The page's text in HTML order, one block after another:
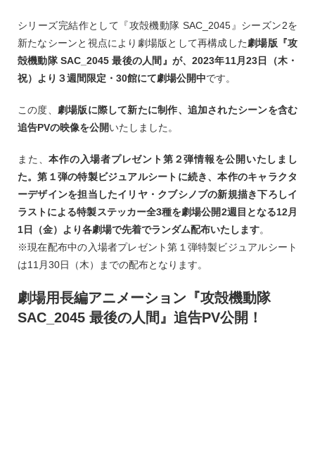
シリーズ完結作として『攻殻機動隊 SAC_2045』シーズン2を
新たなシーンと視点により劇場版として再構成した劇場版『攻
殻機動隊 SAC_2045 最後の人間』が、2023年11月23日（木・
祝）より３週間限定・30館にて劇場公開中です。
この度、 劇場版に際して新たに制作、追加されたシーンを含む
追告PVの映像を公開いたしました。
また、本作の入場者プレゼント第２弾情報を公開いたしまし
た。第１弾の特製ビジュアルシートに続き、本作のキャラクタ
ーデザインを担当したイリヤ・クブシノブの新規描き下ろしイ
ラストによる特製ステッカー全3種を劇場公開2週目となる12月
1日（金）より各劇場で先着でランダム配布いたします。
※現在配布中の入場者プレゼント第１弾特製ビジュアルシート
は11月30日（木）までの配布となります。
劇場用長編アニメーション『攻殻機動隊
SAC_2045 最後の人間』追告PV公開！